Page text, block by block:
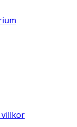
villkor